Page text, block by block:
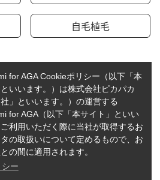
自毛植毛
運営者情報
cookieポリシーについて
指針
利用規約
項
for AGA Cookieポリシー（以下「本
いいます。）は株式会社ピカパカ
社」といいます。）の運営する
for AGA（以下「本サイト」といい
利用いただく際に当社が取得するお
の取扱いについて定めるもので、お
の間に適用されます。
ー